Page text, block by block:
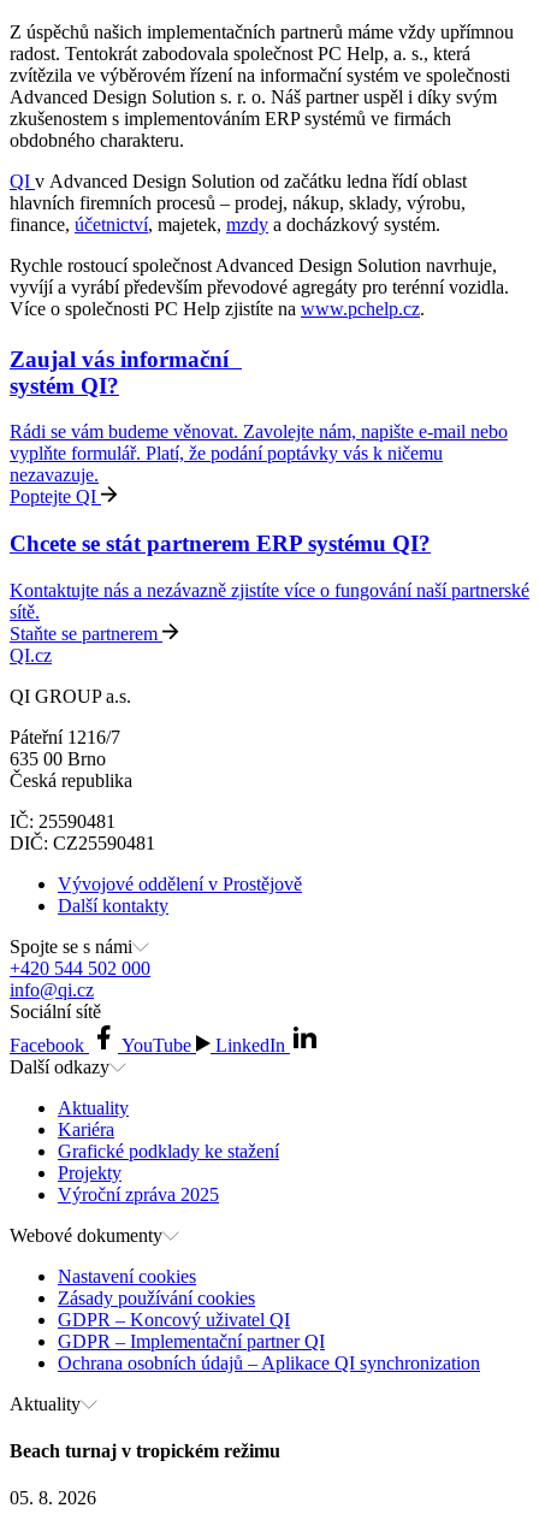
Z úspěchů našich implementačních partnerů máme vždy upřímnou
radost. Tentokrát zabodovala společnost PC Help, a. s., která
zvítězila ve výběrovém řízení na informační systém ve společnosti
Advanced Design Solution s. r. o. Náš partner uspěl i díky svým
zkušenostem s implementováním ERP systémů ve firmách
obdobného charakteru.
QI v Advanced Design Solution od začátku ledna řídí oblast
hlavních firemních procesů – prodej, nákup, sklady, výrobu,
finance, účetnictví, majetek, mzdy a docházkový systém.
Rychle rostoucí společnost Advanced Design Solution navrhuje,
vyvíjí a vyrábí především převodové agregáty pro terénní vozidla.
Více o společnosti PC Help zjistíte na www.pchelp.cz.
Zaujal vás informační
systém QI?
Rádi se vám budeme věnovat. Zavolejte nám, napište e-mail nebo
vyplňte formulář. Platí, že podání poptávky vás k ničemu
nezavazuje.
Poptejte QI
Chcete se stát partnerem ERP systému QI?
Kontaktujte nás a nezávazně zjistíte více o fungování naší partnerské
sítě.
Staňte se partnerem
QI.cz
QI GROUP a.s.
Páteřní 1216/7
635 00 Brno
Česká republika
IČ: 25590481
DIČ: CZ25590481
Vývojové oddělení v Prostějově
Další kontakty
Spojte se s námi
+420 544 502 000
info@qi.cz
Sociální sítě
Facebook
YouTube
LinkedIn
Další odkazy
Aktuality
Kariéra
Grafické podklady ke stažení
Projekty
Výroční zpráva 2025
Webové dokumenty
Nastavení cookies
Zásady používání cookies
GDPR – Koncový uživatel QI
GDPR – Implementační partner QI
Ochrana osobních údajů – Aplikace QI synchronization
Aktuality
Beach turnaj v tropickém režimu
05. 8. 2026